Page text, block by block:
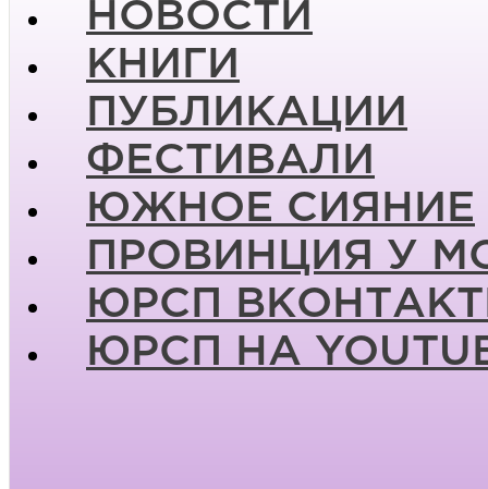
НОВОСТИ
КНИГИ
ПУБЛИКАЦИИ
ФЕСТИВАЛИ
ЮЖНОЕ СИЯНИЕ
ПРОВИНЦИЯ У
ЮРСП
ЮРСП НА